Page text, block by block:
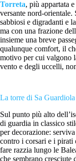
Torreta, più appartata
versante nord-
sabbiosi e digradanti e
ma con una frazione
insieme una breve
qualunque comfort, il
motivo per cui valgono
vento e degli uccelli,
La torre di Sa Guardiola
Sul punto più alto
di guardia in classico
per decorazione:
contro i corsari e i pirati
fare razzia lungo le
che sembrano cresciute